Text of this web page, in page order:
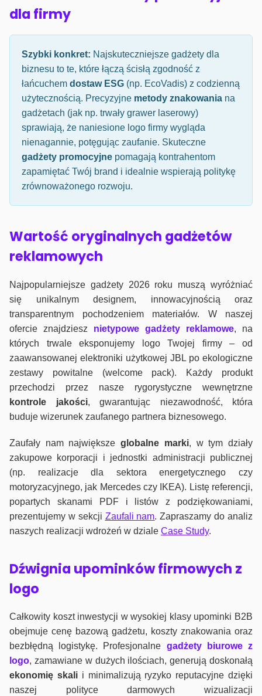
dla firmy
Szybki konkret: Najskuteczniejsze gadżety dla
biznesu to te, które łączą ścisłą zgodność z
łańcuchem dostaw ESG (np. EcoVadis) z codzienną
użytecznością. Precyzyjne metody znakowania na
gadżetach (jak np. trwały grawer laserowy)
sprawiają, że naniesione logo firmy wygląda
nienagannie, potęgując zaufanie. Skuteczne
gadżety promocyjne pomagają kontrahentom
zapamiętać Twój brand i idealnie wspierają politykę
zrównoważonego rozwoju.
Wartość oryginalnych gadżetów
reklamowych
Najpopularniejsze gadżety 2026 roku muszą wyróżniać
się unikalnym designem, innowacyjnością oraz
transparentnym pochodzeniem materiałów. W naszej
ofercie znajdziesz nietypowe gadżety reklamowe, na
których trwale eksponujemy logo Twojej firmy – od
zaawansowanej elektroniki użytkowej JBL po ekologiczne
zestawy powitalne (welcome pack). Każdy produkt
przechodzi przez nasze rygorystyczne wewnętrzne
kontrole jakości, gwarantując niezawodność, która
buduje wizerunek zaufanego partnera biznesowego.
Zaufały nam największeglobalne marki, w tym działy
zakupowe korporacji i jednostki administracji publicznej
(np. realizacje dla sektora energetycznego czy
motoryzacyjnego, jak Mercedes czy IKEA). Listę referencji,
popartych skanami PDF i listów z podziękowaniami,
prezentujemy w sekcji Zaufali nam. Zapraszamy do analiz
naszych realizacji wdrożeń w dziale Case Study.
Dźwignia upominków firmowych z
logo
Całkowity koszt inwestycji w wysokiej klasy upominki B2B
obejmuje cenę bazową gadżetu, koszty znakowania oraz
bezbłędną logistykę. Profesjonalne gadżety biurowe z
logo, zamawiane w dużych ilościach, generują doskonałą
ekonomię skalii minimalizują ryzyko reputacyjne dzięki
naszej polityce darmowych wizualizacji